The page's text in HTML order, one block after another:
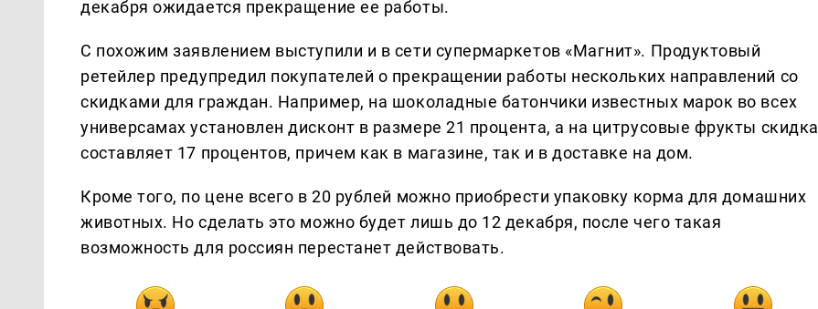
декабря ожидается прекращение ее работы.
С похожим заявлением выступили и в сети супермаркетов «Магнит». Продуктовый
ретейлер предупредил покупателей о прекращении работы нескольких направлений со
скидками для граждан. Например, на шоколадные батончики известных марок во всех
универсамах установлен дисконт в размере 21 процента, а на цитрусовые фрукты скидка
составляет 17 процентов, причем как в магазине, так и в доставке на дом.
Кроме того, по цене всего в 20 рублей можно приобрести упаковку корма для домашних
животных. Но сделать это можно будет лишь до 12 декабря, после чего такая
возможность для россиян перестанет действовать.